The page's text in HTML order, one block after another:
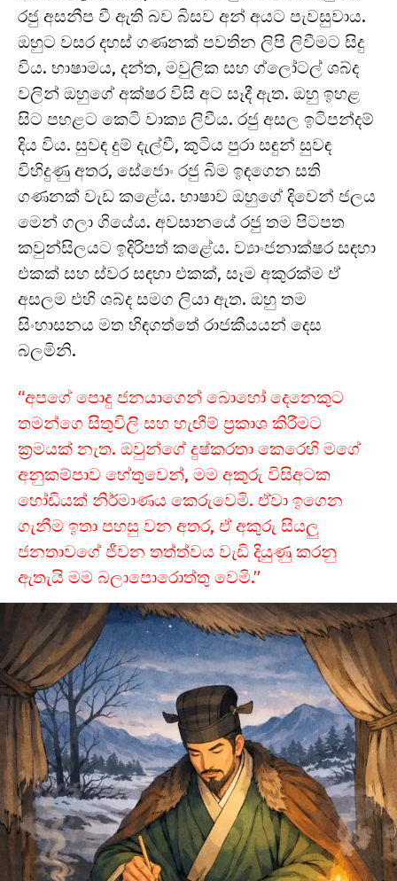
රජු අසනීප වී ඇති බව බිසව අන් අයට පැවසුවාය.
ඔහුට වසර දහස් ගණනක් පවතින ලිපි ලිවීමට සිදු
විය. භාෂාමය, දන්ත, මවුලික සහ ග්ලෝටල් ශබ්ද
වලින් ඔහුගේ අක්ෂර විසි අට සෑදී ඇත. ඔහු ඉහළ
සිට පහළට කෙටි වාක්‍ය ලිවීය. රජු අසල ඉටිපන්දම්
දිය විය. සුවඳ දුම් දැල්වී, කුටිය පුරා සඳුන් සුවඳ
විහිදුණු අතර, සේජොං රජු බිම ඉඳගෙන සති
ගණනක් වැඩ කළේය. භාෂාව ඔහුගේ දිවෙන් ජලය
මෙන් ගලා ගියේය. අවසානයේ රජු තම පිටපත
කවුන්සිලයට ඉදිරිපත් කළේය. ව්‍යාංජනාක්ෂර සඳහා
එකක් සහ ස්වර සඳහා එකක්, සෑම අකුරක්ම ඒ
අසලම එහි ශබ්ද සමග ලියා ඇත. ඔහු තම
සිංහාසනය මත හිඳගත්තේ රාජකීයයන් දෙස
බලමිනි.
“අපගේ පොදු ජනයාගෙන් බොහෝ දෙනෙකුට
තමන්ගෙ සිතුවිලි සහ හැඟීම් ප්‍රකාශ කිරීමට
ක්‍රමයක් නැත. ඔවුන්ගේ දුෂ්කරතා කෙරෙහි මගේ
අනුකම්පාව හේතුවෙන්, මම අකුරු විසිඅටක
හෝඩියක් නිර්මාණය කෙරුවෙමි. ඒවා ඉගෙන
ගැනීම ඉතා පහසු වන අතර, ඒ අකුරු සියලු
ජනතාවගේ ජීවන තත්ත්වය වැඩි දියුණු කරනු
ඇතැයි මම බලාපොරොත්තු වෙමි.”